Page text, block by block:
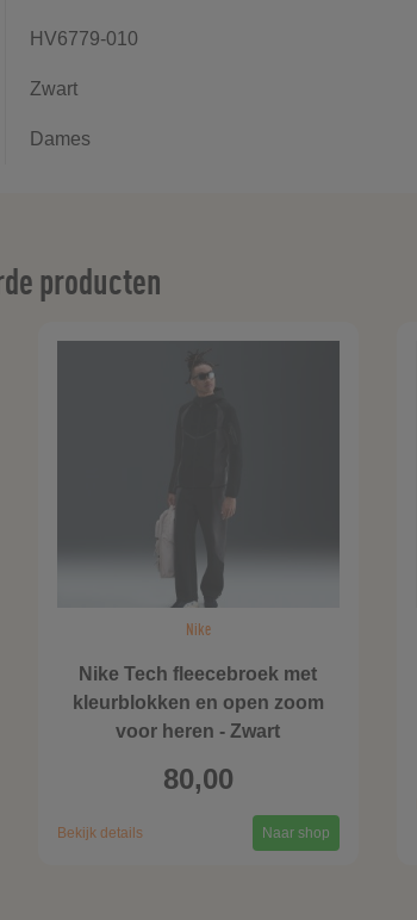
HV6779-010
Zwart
Dames
producten
Nike
Nike Tech fleecebroek met
kleurblokken en open zoom
voor heren - Zwart
80,00
Bekijk details Naar shop